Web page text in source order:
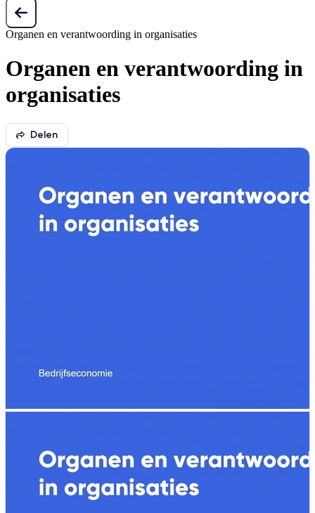
Organen en verantwoording in organisaties
Organen en verantwoording in
organisaties
Delen